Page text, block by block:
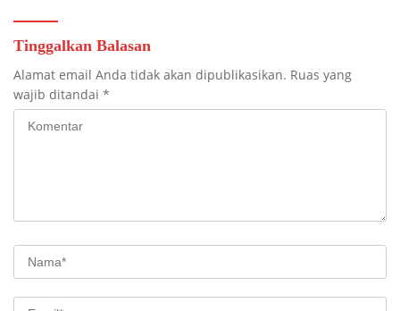
Tinggalkan Balasan
Alamat email Anda tidak akan dipublikasikan. Ruas yang
wajib ditandai *